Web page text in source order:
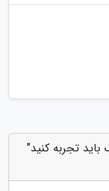
تجربه کنید"